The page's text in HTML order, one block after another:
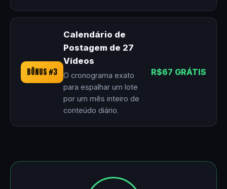
BÔNUS #3
Calendário de
Postagem de 27
Vídeos
O cronograma exato
para espalhar um lote
por um mês inteiro de
conteúdo diário.
R$67 GRÁTIS